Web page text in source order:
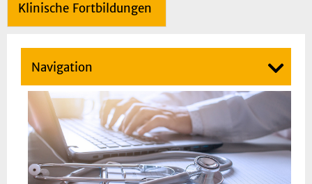
Klinische Fortbildungen
Navigation